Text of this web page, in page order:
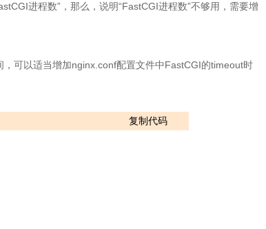
进程数”，那么，说明“FastCGI进程数”不够用，需要增
可以适当增加nginx.conf配置文件中FastCGI的timeout时
复制代码